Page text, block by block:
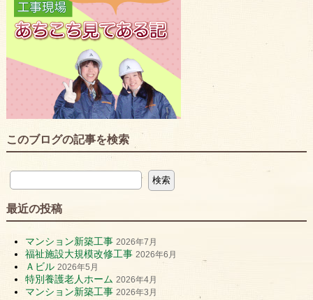
このブログの記事を検索
最近の投稿
マンション新築工事 2026年7月
福祉施設大規模改修工事 2026年6月
Ａビル 2026年5月
特別養護老人ホーム 2026年4月
マンション新築工事 2026年3月